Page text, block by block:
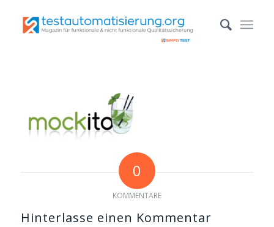
0
KOMMENTARE
Hinterlasse einen Kommentar